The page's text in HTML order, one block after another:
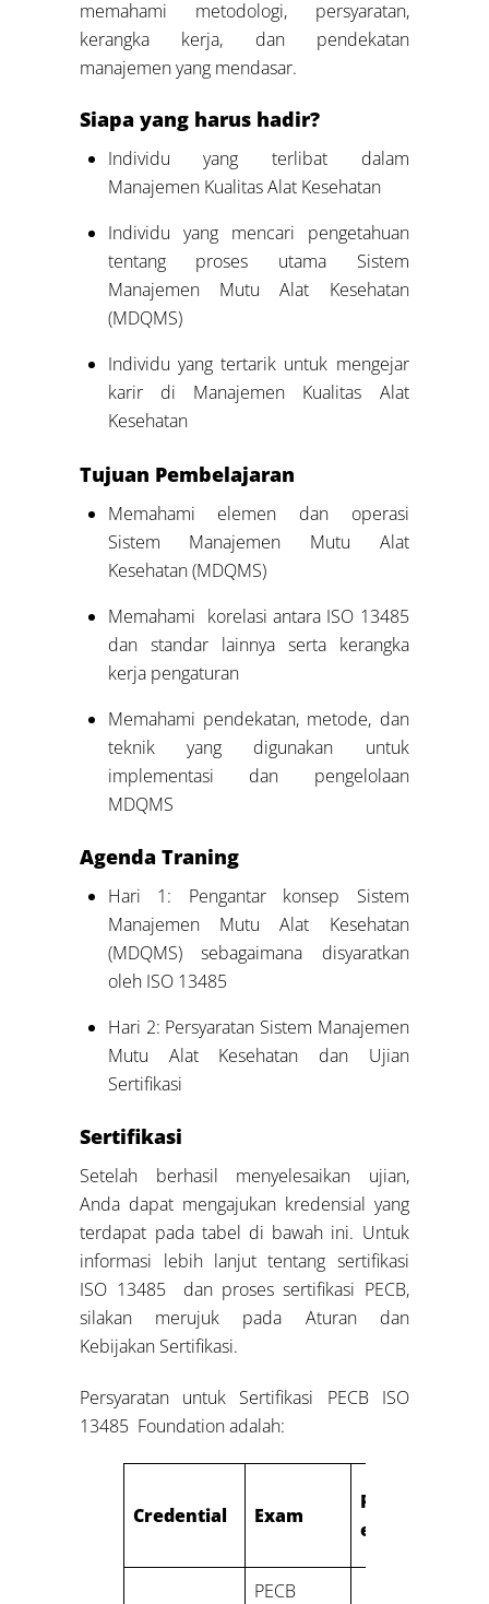
memahami metodologi, persyaratan,
kerangka kerja, dan pendekatan
manajemen yang mendasar.
Siapa yang harus hadir?
Individu yang terlibat dalam
Manajemen Kualitas Alat Kesehatan
Individu yang mencari pengetahuan
tentang proses utama Sistem
Manajemen Mutu Alat Kesehatan
(MDQMS)
Individu yang tertarik untuk mengejar
karir di Manajemen Kualitas Alat
Kesehatan
Tujuan Pembelajaran
Memahami elemen dan operasi
Sistem Manajemen Mutu Alat
Kesehatan (MDQMS)
Memahami korelasi antara ISO 13485
dan standar lainnya serta kerangka
kerja pengaturan
Memahami pendekatan, metode, dan
teknik yang digunakan untuk
implementasi dan pengelolaan
MDQMS
AgendaTraning
Hari 1: Pengantar konsep Sistem
Manajemen Mutu Alat Kesehatan
(MDQMS) sebagaimana disyaratkan
oleh ISO 13485
Hari 2: Persyaratan Sistem Manajemen
Mutu Alat Kesehatan dan Ujian
Sertifikasi
Sertifikasi
Setelah berhasil menyelesaikan ujian,
Anda dapat mengajukan kredensial yang
terdapat pada tabel di bawah ini. Untuk
informasi lebih lanjut tentang sertifikasi
ISO 13485 dan proses sertifikasi PECB,
silakan merujuk pada Aturan dan
Kebijakan Sertifikasi.
Persyaratan untuk Sertifikasi PECB ISO
13485 Foundation adalah:
Credential Exam
Professional
experience
PECB